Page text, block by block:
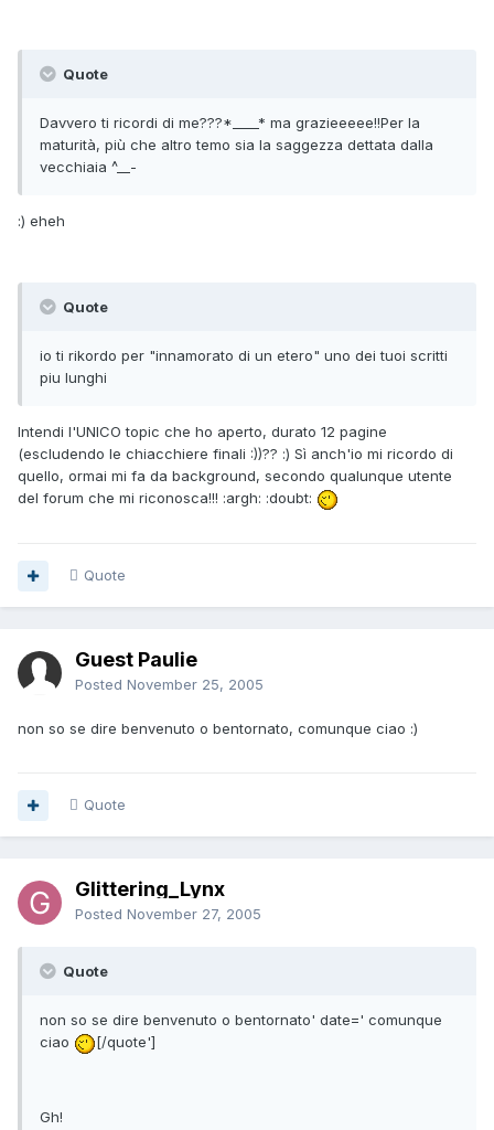
Quote
Davvero ti ricordi di me???*____* ma grazieeeee!!Per la
maturità, più che altro temo sia la saggezza dettata dalla
vecchiaia ^__-
:) eheh
Quote
io ti rikordo per "innamorato di un etero" uno dei tuoi scritti
piu lunghi
Intendi l'UNICO topic che ho aperto, durato 12 pagine
(escludendo le chiacchiere finali :))?? :) Sì anch'io mi ricordo di
quello, ormai mi fa da background, secondo qualunque utente
del forum che mi riconosca!!! :argh: :doubt:
Quote
Guest Paulie
Posted November 25, 2005
non so se dire benvenuto o bentornato, comunque ciao :)
Quote
Glittering_Lynx
Posted November 27, 2005
Quote
non so se dire benvenuto o bentornato' date=' comunque
ciao
[/quote']
Gh!